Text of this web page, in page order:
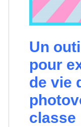
Un
pour
de vie
classe